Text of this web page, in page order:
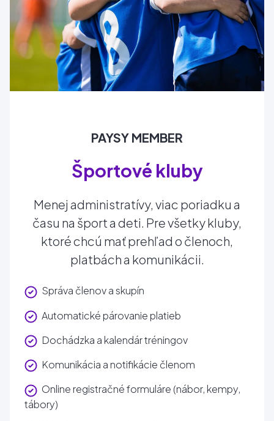
PAYSY MEMBER
Športové kluby
Menej administratívy, viac poriadku a
času na šport a deti. Pre všetky kluby,
ktoré chcú mať prehľad o členoch,
platbách a komunikácii.
Správa členov a skupín
Automatické párovanie platieb
Dochádzka a kalendár tréningov
Komunikácia a notifikácie členom
Online registračné formuláre (nábor, kempy,
tábory)